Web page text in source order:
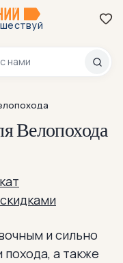
нами
Велопохода
и сильно
а также